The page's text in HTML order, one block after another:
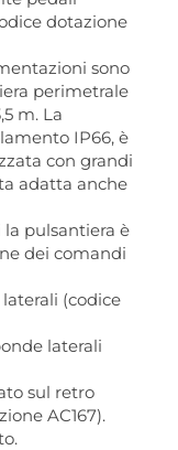
dotazione
sono
perimetrale
m. La
IP66, è
con grandi
adatta anche
la pulsantiera è
dei comandi
(codice
laterali
sul retro
AC167).